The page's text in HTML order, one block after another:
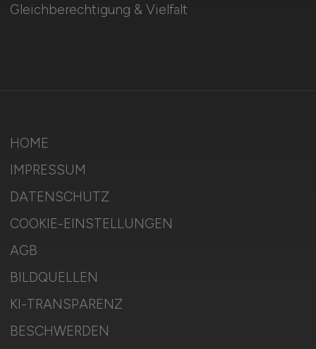
Gleichberechtigung & Vielfalt
HOME
IMPRESSUM
DATENSCHUTZ
COOKIE-EINSTELLUNGEN
AGB
BILDQUELLEN
KI-TRANSPARENZ
BESCHWERDEN